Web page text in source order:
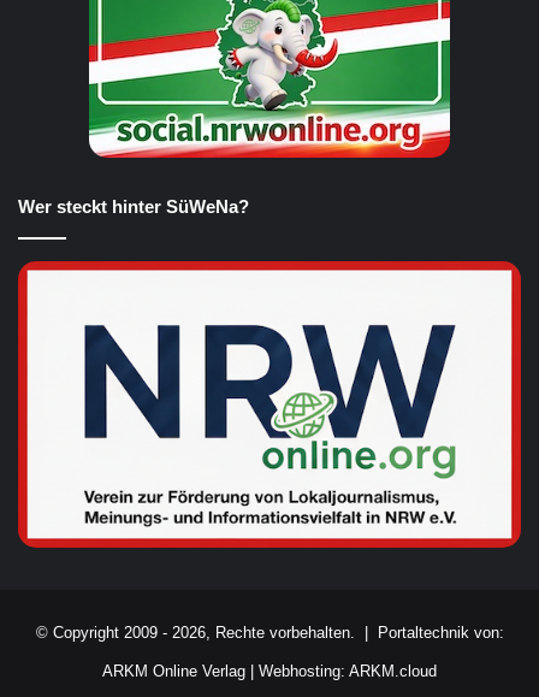
Wer steckt hinter SüWeNa?
© Copyright 2009 - 2026, Rechte vorbehalten. | Portaltechnik von:
ARKM Online Verlag | Webhosting: ARKM.cloud